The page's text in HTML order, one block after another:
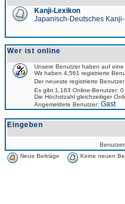
Kanji-Lexikon
Japanisch-Deutsches
Wer ist online
Unsere Benutzer haben auf
Wir haben 4,561 registrierte
Der neueste registrierte
Es gibt 1,163 Online-Benutzer:
Die Höchstzahl gleichzeitiger
Angemeldete Benutzer: Gast
Eingeben
Neue Beiträge
Keine neuen